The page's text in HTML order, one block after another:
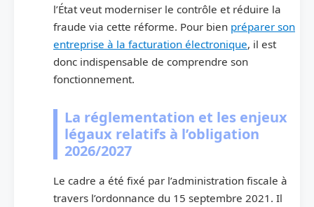
l’État veut moderniser le contrôle et réduire la
fraude via cette réforme. Pour bien préparer son
entreprise à la facturation électronique, il est
donc indispensable de comprendre son
fonctionnement.
La réglementation et les enjeux
légaux relatifs à l’obligation
2026/2027
Le cadre a été fixé par l’administration fiscale à
travers l’ordonnance du 15 septembre 2021. Il